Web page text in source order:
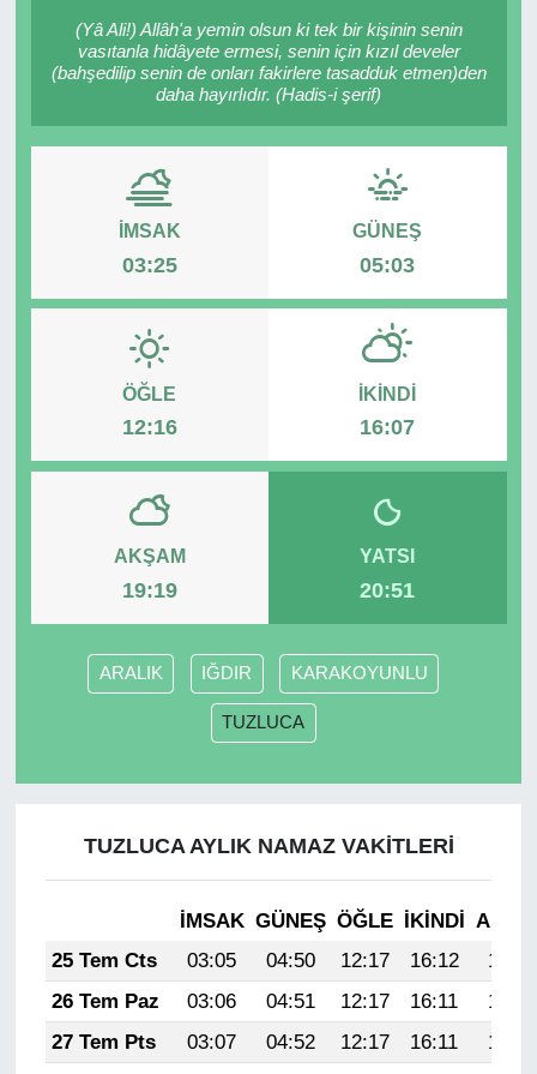
(Yâ Ali!) Allâh'a yemin olsun ki tek bir kişinin senin
vasıtanla hidâyete ermesi, senin için kızıl develer
(bahşedilip senin de onları fakirlere tasadduk etmen)den
daha hayırlıdır. (Hadis-i şerif)
İMSAK
03:25
GÜNEŞ
05:03
ÖĞLE
12:16
İKINDI
16:07
AKŞAM
19:19
YATSI
20:51
ARALIK IĞDIR KARAKOYUNLU
TUZLUCA
TUZLUCA AYLIK NAMAZ VAKITLERI
İMSAK GÜNEŞ ÖĞLE İKINDI
25 Tem Cts
03:05 04:50 12:17 16:12
19:34
26 Tem Paz
03:06 04:51 12:17 16:11
19:33
27 Tem Pts
03:07 04:52 12:17 16:11
19:32
RESMİ REKLAM